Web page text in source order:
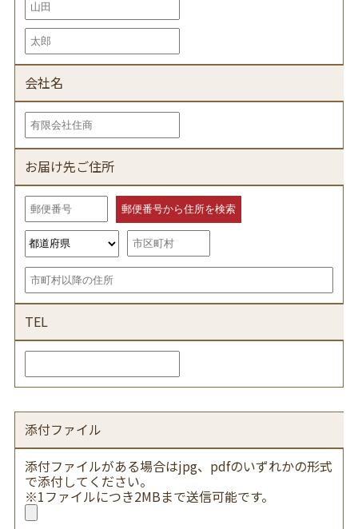
会社名
お届け先ご住所
TEL
添付ファイル
添付ファイルがある場合はjpg、pdfのいずれかの形式
で添付してください。
※1ファイルにつき2MBまで送信可能です。